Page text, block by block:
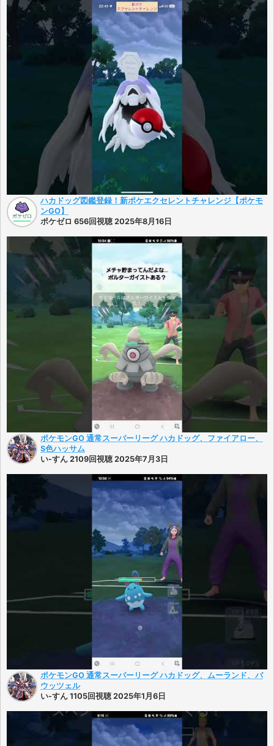
ハカドッグ図鑑登録！新ポケエクセレントチャレンジ【ポケモ
ンGO】
ポケゼロ 656回視聴 2025年8月16日
ポケモンGO 通常スーパーリーグ ハカドッグ、ファイアロー、
S色ハッサム
い-すん 2109回視聴 2025年7月3日
ポケモンGO 通常スーパーリーグ ハカドッグ、ムーランド、バ
ウッツェル
い-すん 1105回視聴 2025年1月6日